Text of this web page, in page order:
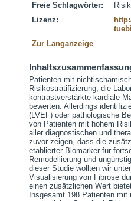
Freie Schlagwörter:
Lizenz:
Zur Langanzeige
Patienten mit
Risikostratifizierung, die
kontrastverstärkte kardiale
bewerten. Allerdings
(LVEF) oder pathologische
von Patienten mit hohem
aller diagnostischen und
zuvor zeigen, dass die
etablierter Biomarker für
Remodellierung und
dieser Studie wollten wir
Visualisierung von Fibrose
einen zusätzlichen Wert
Insgesamt 198 Patienten